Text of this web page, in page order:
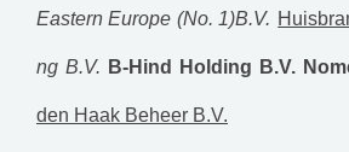
Eastern Europe (No. 1)B.V.
ng B.V. B-Hind Holding B.V.
den Haak Beheer B.V.